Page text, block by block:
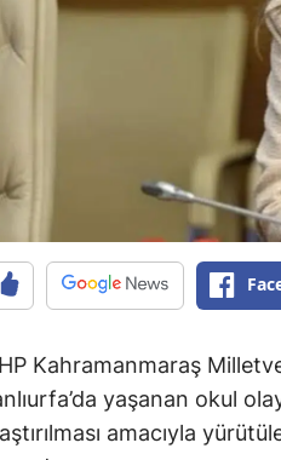
Kahramanmaraş
yaşanan okul
amacıyla